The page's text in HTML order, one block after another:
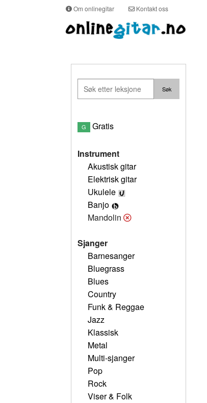
Om onlinegitar Kontakt oss
G Gratis
Instrument
Akustisk gitar
Elektrisk gitar
Ukulele
Banjo
Mandolin
Sjanger
Barnesanger
Bluegrass
Blues
Country
Funk & Reggae
Jazz
Klassisk
Metal
Multi-sjanger
Pop
Rock
Viser & Folk